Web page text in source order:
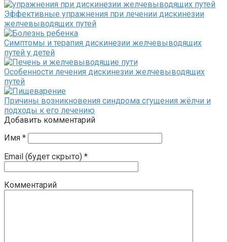
Эффективные упражнения при лечении дискинезии
желчевыводящих путей
Симптомы и терапия дискинезии желчевыводящих
путей у детей
Особенности лечения дискинезии желчевыводящих
путей
Причины возникновения синдрома сгущения жёлчи и
подходы к его лечению
Добавить комментарий
Имя *
Email (будет скрыто) *
Комментарий